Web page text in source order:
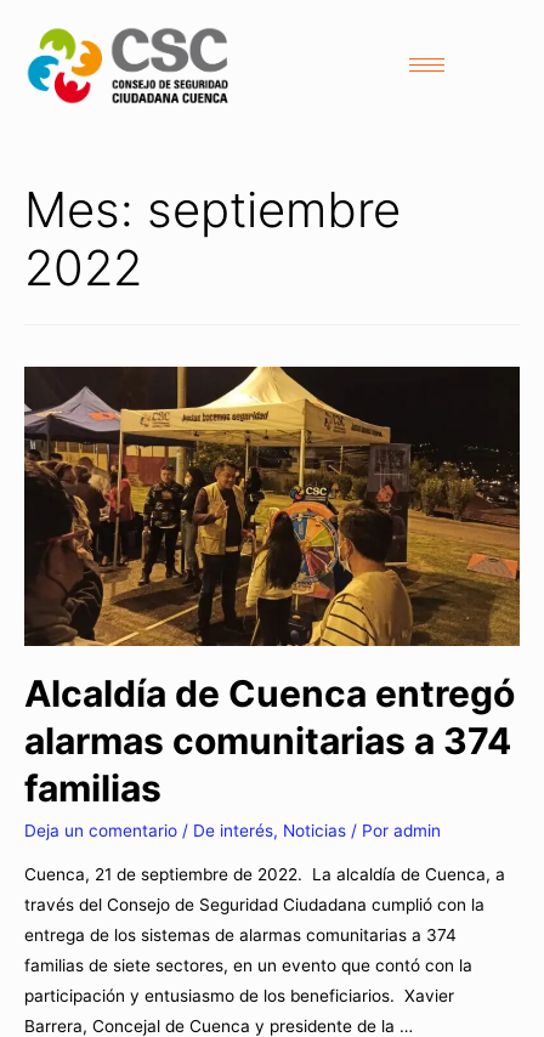
Mes: septiembre
2022
Alcaldía de Cuenca entregó
alarmas comunitarias a 374
familias
Deja un comentario / De interés, Noticias / Por admin
Cuenca, 21 de septiembre de 2022. La alcaldía de Cuenca, a
través del Consejo de Seguridad Ciudadana cumplió con la
entrega de los sistemas de alarmas comunitarias a 374
familias de siete sectores, en un evento que contó con la
participación y entusiasmo de los beneficiarios. Xavier
Barrera, Concejal de Cuenca y presidente de la …